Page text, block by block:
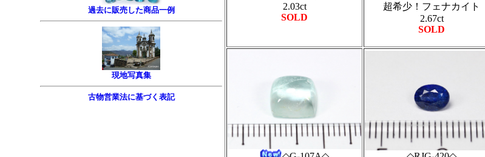
過去に販売した商品一例
現地写真集
古物営業法に基づく表記
2.03ct
SOLD
超希少！フェナカイト
2.67ct
SOLD